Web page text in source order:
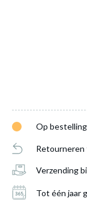
Op bestelling
Retourneren
Verzending
Tot één jaar